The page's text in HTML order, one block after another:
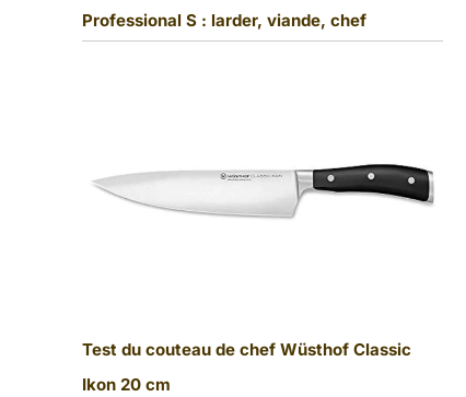
Professional S : larder, viande, chef
Test du couteau de chef Wüsthof Classic
Ikon 20 cm